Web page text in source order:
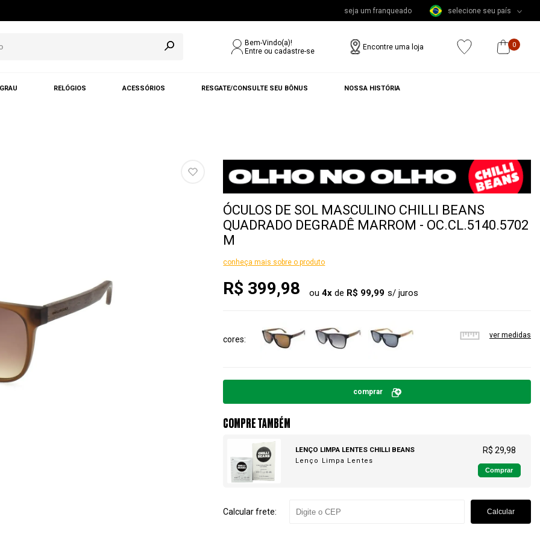
seja um franqueado selecione seu país
Bem-Vindo(a)!
Entre ou cadastre-se
Encontre uma loja 0
RELÓGIOS ACESSÓRIOS RESGATE/CONSULTE SEU BÔNUS NOSSA HISTÓRIA
ÓCULOS DE SOL MASCULINO CHILLI BEANS
QUADRADO DEGRADÊ MARROM - OC.CL.5140.5702
M
conheça mais sobre o produto
R$ 399,98 ou4x de R$ 99,99
cores ver medidas
comprar
COMPRE TAMBÉM
LENÇO LIMPA LENTES CHILLI BEANS
Lenço Limpa Lentes
R$ 29,98
Comprar
Calcular frete: Calcular